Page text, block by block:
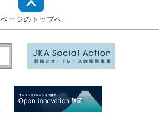
ページのトップへ